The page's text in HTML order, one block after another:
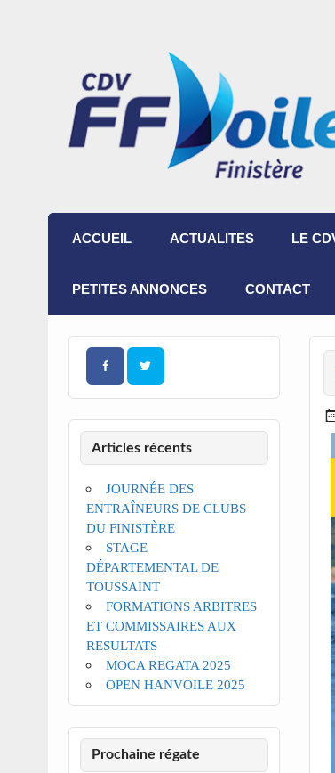
ACCUEIL ACTUALITES LE
PETITES ANNONCES CONTACT
Articles récents
JOURNÉE DES
ENTRAÎNEURS DE CLUBS
DU FINISTÈRE
STAGE
DÉPARTEMENTAL DE
TOUSSAINT
FORMATIONS ARBITRES
ET COMMISSAIRES AUX
RESULTATS
MOCA REGATA 2025
OPEN HANVOILE 2025
Prochaine régate